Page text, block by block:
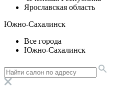
Ярославская область
Южно-Сахалинск
Все города
Южно-Сахалинск